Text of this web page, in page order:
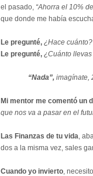
el pasado, “Ahorra el 10%
que donde me había
Le pregunté, ¿Hace cuánto?
Le pregunté, ¿Cuánto
“Nada”, imagínate,
Mi mentor me comentó un
que nos va a pasar en el
Las Finanzas de tu vida,
dos a la misma vez, sales
Cuando yo invierto,